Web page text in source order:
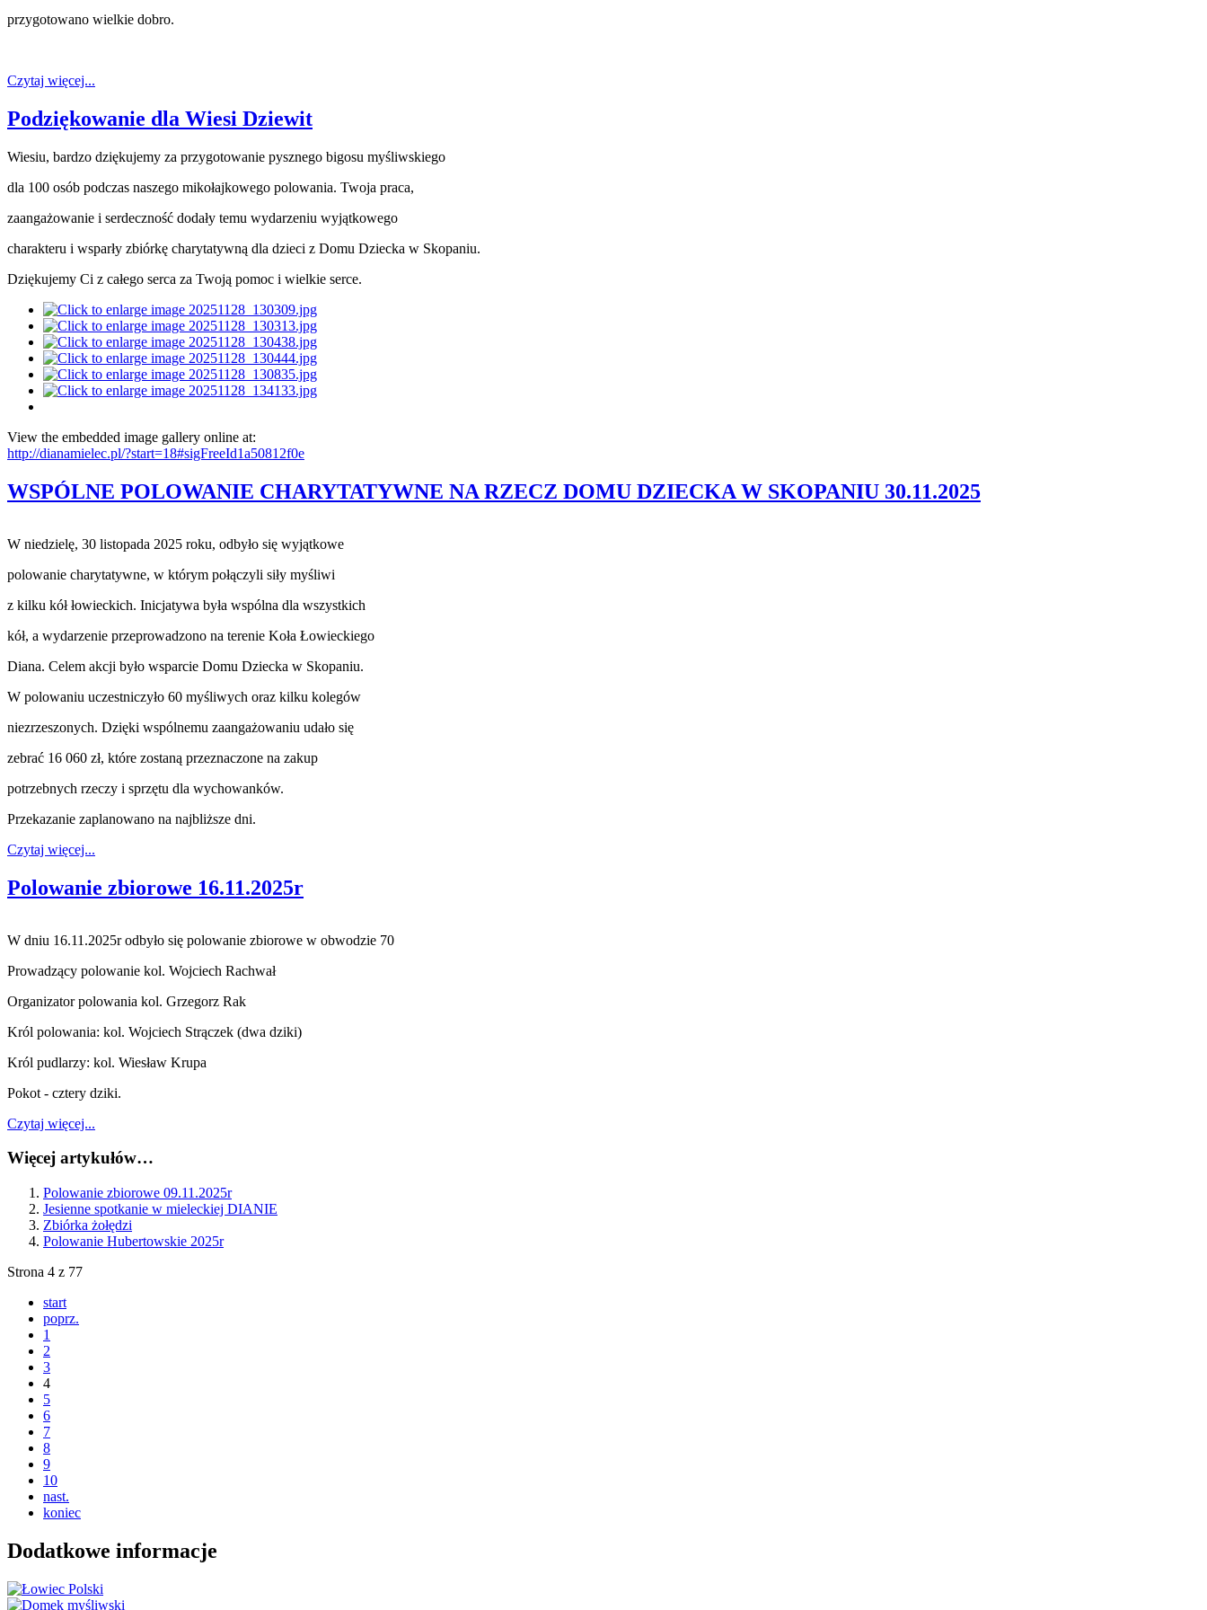
przygotowano wielkie dobro.
Czytaj więcej...
Podziękowanie dla Wiesi Dziewit
Wiesiu, bardzo dziękujemy za przygotowanie pysznego bigosu myśliwskiego
dla 100 osób podczas naszego mikołajkowego polowania. Twoja praca,
zaangażowanie i serdeczność dodały temu wydarzeniu wyjątkowego
charakteru i wsparły zbiórkę charytatywną dla dzieci z Domu Dziecka w Skopaniu.
Dziękujemy Ci z całego serca za Twoją pomoc i wielkie serce.
View the embedded image gallery online at:
http://dianamielec.pl/?start=18#sigFreeId1a50812f0e
WSPÓLNE POLOWANIE CHARYTATYWNE NA RZECZ DOMU DZIECKA W SKOPANIU 30.11.2025
W niedzielę, 30 listopada 2025 roku, odbyło się wyjątkowe
polowanie charytatywne, w którym połączyli siły myśliwi
z kilku kół łowieckich. Inicjatywa była wspólna dla wszystkich
kół, a wydarzenie przeprowadzono na terenie Koła Łowieckiego
Diana. Celem akcji było wsparcie Domu Dziecka w Skopaniu.
W polowaniu uczestniczyło 60 myśliwych oraz kilku kolegów
niezrzeszonych. Dzięki wspólnemu zaangażowaniu udało się
zebrać 16 060 zł, które zostaną przeznaczone na zakup
potrzebnych rzeczy i sprzętu dla wychowanków.
Przekazanie zaplanowano na najbliższe dni.
Czytaj więcej...
Polowanie zbiorowe 16.11.2025r
W dniu 16.11.2025r odbyło się polowanie zbiorowe w obwodzie 70
Prowadzący polowanie kol. Wojciech Rachwał
Organizator polowania kol. Grzegorz Rak
Król polowania: kol. Wojciech Strączek (dwa dziki)
Król pudlarzy: kol. Wiesław Krupa
Pokot - cztery dziki.
Czytaj więcej...
Więcej artykułów…
Polowanie zbiorowe 09.11.2025r
Jesienne spotkanie w mieleckiej DIANIE
Zbiórka żołędzi
Polowanie Hubertowskie 2025r
Strona 4 z 77
start
poprz.
1
2
3
4
5
6
7
8
9
10
nast.
koniec
Dodatkowe informacje